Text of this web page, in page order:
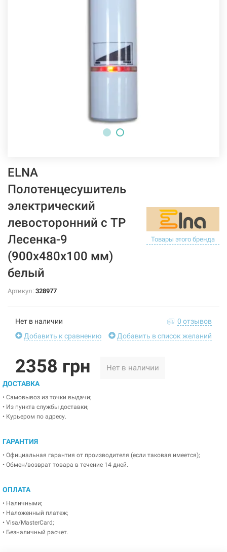
ELNA
Полотенцесушитель
электрический
левосторонний с ТР
Лесенка-9
(900х480х100 мм)
белый
Товары этого бренда
Артикул: 328977
Нет в наличии
0 отзывов
Добавить к сравнению
Добавить в список желаний
2358 грн Нет в наличии
ДОСТАВКА
• Самовывоз из точки выдачи;
• Из пункта службы доставки;
• Курьером по адресу.
ГАРАНТИЯ
• Официальная гарантия от производителя (если таковая имеется);
• Обмен/возврат товара в течение 14 дней.
ОПЛАТА
• Наличными;
• Наложенный платеж;
• Visa/MasterCard;
• Безналичный расчет.